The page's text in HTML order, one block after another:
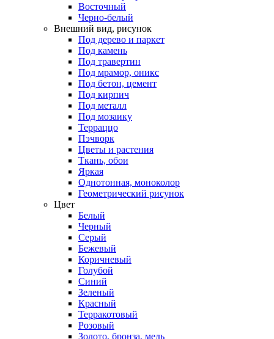
Восточный
Черно-белый
Внешний вид, рисунок
Под дерево и паркет
Под камень
Под травертин
Под мрамор, оникс
Под бетон, цемент
Под кирпич
Под металл
Под мозаику
Терраццо
Пэчворк
Цветы и растения
Ткань, обои
Яркая
Однотонная, моноколор
Геометрический рисунок
Цвет
Белый
Черный
Серый
Бежевый
Коричневый
Голубой
Синий
Зеленый
Красный
Терракотовый
Розовый
Золото, бронза, медь